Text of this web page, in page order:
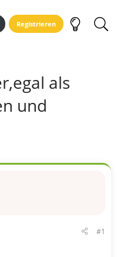
Registrieren
als
und
#1